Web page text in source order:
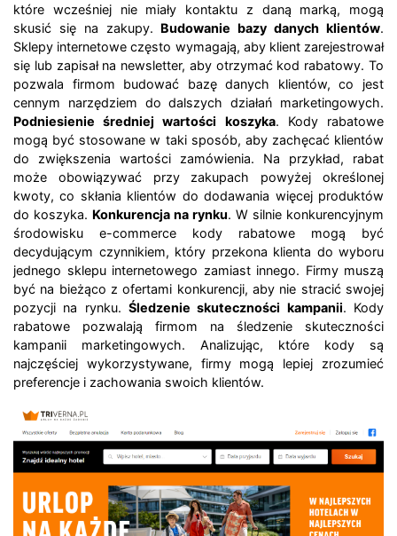
które wcześniej nie miały kontaktu z daną marką, mogą
skusić się na zakupy. Budowanie bazy danych klientów.
Sklepy internetowe często wymagają, aby klient zarejestrował
się lub zapisał na newsletter, aby otrzymać kod rabatowy. To
pozwala firmom budować bazę danych klientów, co jest
cennym narzędziem do dalszych działań marketingowych.
Podniesienie średniej wartości koszyka. Kody rabatowe
mogą być stosowane w taki sposób, aby zachęcać klientów
do zwiększenia wartości zamówienia. Na przykład, rabat
może obowiązywać przy zakupach powyżej określonej
kwoty, co skłania klientów do dodawania więcej produktów
do koszyka. Konkurencja na rynku. W silnie konkurencyjnym
środowisku e-commerce kody rabatowe mogą być
decydującym czynnikiem, który przekona klienta do wyboru
jednego sklepu internetowego zamiast innego. Firmy muszą
być na bieżąco z ofertami konkurencji, aby nie stracić swojej
pozycji na rynku. Śledzenie skuteczności kampanii. Kody
rabatowe pozwalają firmom na śledzenie skuteczności
kampanii marketingowych. Analizując, które kody są
najczęściej wykorzystywane, firmy mogą lepiej zrozumieć
preferencje i zachowania swoich klientów.